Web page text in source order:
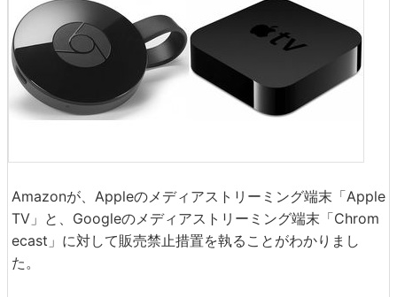
Amazonが、Appleのメディアストリーミング端末「Apple
TV」と、Googleのメディアストリーミング端末「Chrom
ecast」に対して販売禁止措置を執ることがわかりまし
た。